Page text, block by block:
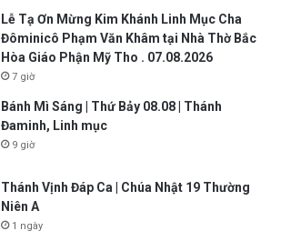
Lễ Tạ Ơn Mừng Kim Khánh Linh Mục Cha
Đôminicô Phạm Văn Khâm tại Nhà Thờ Bắc
Hòa Giáo Phận Mỹ Tho . 07.08.2026
7 giờ
Bánh Mì Sáng | Thứ Bảy 08.08 | Thánh
Đaminh, Linh mục
9 giờ
Thánh Vịnh Đáp Ca | Chúa Nhật 19 Thường
Niên A
1 ngày